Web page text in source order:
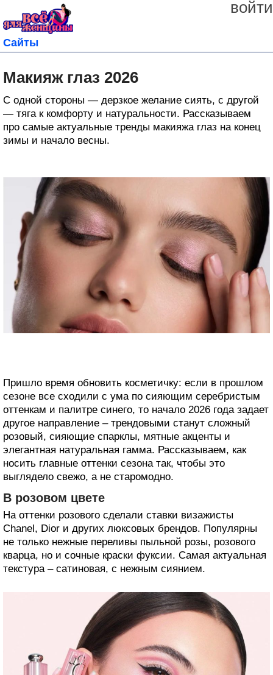
войти
Сайты
Макияж глаз 2026
С одной стороны — дерзкое желание сиять, с другой
— тяга к комфорту и натуральности. Рассказываем
про самые актуальные тренды макияжа глаз на конец
зимы и начало весны.
Пришло время обновить косметичку: если в прошлом
сезоне все сходили с ума по сияющим серебристым
оттенкам и палитре синего, то начало 2026 года задает
другое направление – трендовыми станут сложный
розовый, сияющие спарклы, мятные акценты и
элегантная натуральная гамма. Рассказываем, как
носить главные оттенки сезона так, чтобы это
выглядело свежо, а не старомодно.
В розовом цвете
На оттенки розового сделали ставки визажисты
Chanel, Dior и других люксовых брендов. Популярны
не только нежные переливы пыльной розы, розового
кварца, но и сочные краски фуксии. Самая актуальная
текстура – сатиновая, с нежным сиянием.